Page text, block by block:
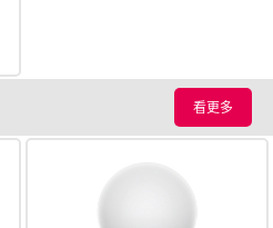
看更多